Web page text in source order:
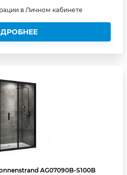
в Личном кабинете
AG07090B-S100B